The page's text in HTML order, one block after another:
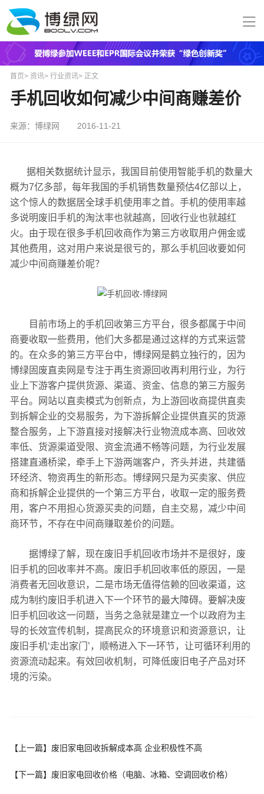
首页> 资讯> 行业资讯> 正文
手机回收如何减少中间商赚差价
来源：博绿网 2016-11-21
据相关数据统计显示，我国目前使用智能手机的数量大
概为7亿多部，每年我国的手机销售数量预估4亿部以上，
这个惊人的数据居全球手机使用率之首。手机的使用率越
多说明废旧手机的淘汰率也就越高，回收行业也就越红
火。由于现在很多手机回收商作为第三方收取用户佣金或
其他费用，这对用户来说是很亏的，那么手机回收要如何
减少中间商赚差价呢？
目前市场上的手机回收第三方平台，很多都属于中间
商要收取一些费用，他们大多都是通过这样的方式来运营
的。在众多的第三方平台中，博绿网是鹤立独行的，因为
博绿固废直卖网是专注于再生资源回收再利用行业，为行
业上下游客户提供货源、渠道、资金、信息的第三方服务
平台。网站以直卖模式为创新点，为上游回收商提供直卖
到拆解企业的交易服务，为下游拆解企业提供直买的货源
整合服务，上下游直接对接解决行业物流成本高、回收效
率低、货源渠道受限、资金流通不畅等问题，为行业发展
搭建直通桥梁，牵手上下游两端客户，齐头并进，共建循
环经济、物资再生的新形态。博绿网只是为买卖家、供应
商和拆解企业提供的一个第三方平台，收取一定的服务费
用，客户不用担心货源买卖的问题，自主交易，减少中间
商环节，不存在中间商赚取差价的问题。
据博绿了解，现在废旧手机回收市场并不是很好，废
旧手机的回收率并不高。废旧手机回收率低的原因，一是
消费者无回收意识，二是市场无值得信赖的回收渠道，这
成为制约废旧手机进入下一个环节的最大障碍。要解决废
旧手机回收这一问题，当务之急就是建立一个以政府为主
导的长效宣传机制，提高民众的环境意识和资源意识，让
废旧手机‘走出家门’，顺畅进入下一环节，让可循环利用的
资源流动起来。有效回收机制，可降低废旧电子产品对环
境的污染。
【上一篇】 废旧家电回收拆解成本高 企业积极性不高
【下一篇】 废旧家电回收价格（电脑、冰箱、空调回收价格）